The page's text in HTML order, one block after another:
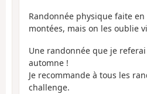
Randonnée physique faite
montées, mais on les oublie
Une randonnée que je
automne !
Je recommande à tous les
challenge.